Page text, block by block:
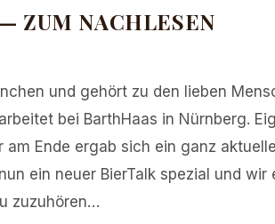
ZUM NACHLESEN
und gehört zu den lieben
bei BarthHaas in Nürnberg.
am Ende ergab sich ein ganz
ein neuer BierTalk spezial und wir
zuzuhören…